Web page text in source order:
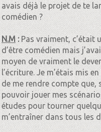
avais déjà le projet de te
comédien ?
N.M:Pas vraiment, c’était
d’être comédien mais
moyen de vraiment le
l’écriture. Je m’étais mis
de me rendre compte que,
pouvoir jouer mes
études pour tourner
m’entraîner dans tous les